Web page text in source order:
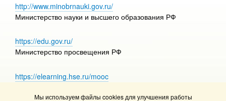
Мы используем файлы cookies для улучшения работы
http://www.minobrnauki.gov.ru/
Министерство науки и высшего образования РФ
https://edu.gov.ru/
Министерство просвещения РФ
https://elearning.hse.ru/mooc